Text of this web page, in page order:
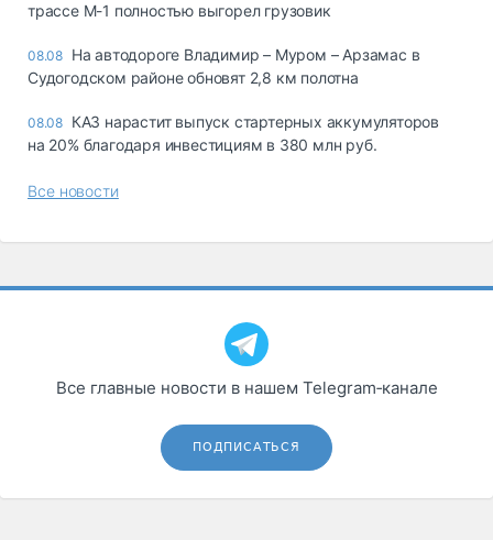
трассе М-1 полностью выгорел грузовик
08.08 На автодороге Владимир – Муром – Арзамас в
Судогодском районе обновят 2,8 км полотна
08.08 КАЗ нарастит выпуск стартерных аккумуляторов
на 20% благодаря инвестициям в 380 млн руб.
Все новости
Все главные новости в нашем Telegram‑канале
ПОДПИСАТЬСЯ